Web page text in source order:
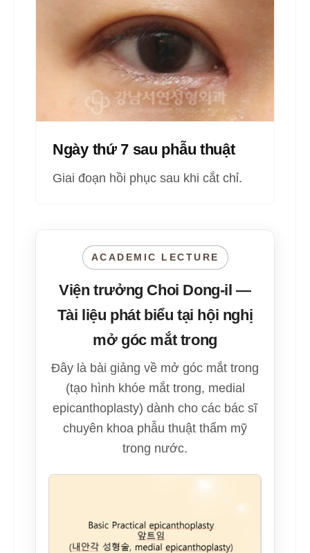
Ngày thứ 7 sau phẫu thuật
Giai đoạn hồi phục sau khi cắt chỉ.
ACADEMIC LECTURE
Viện trưởng Choi Dong-il —
Tài liệu phát biểu tại hội nghị
mở góc mắt trong
Đây là bài giảng về mở góc mắt trong
(tạo hình khóe mắt trong, medial
epicanthoplasty) dành cho các bác sĩ
chuyên khoa phẫu thuật thẩm mỹ
trong nước.